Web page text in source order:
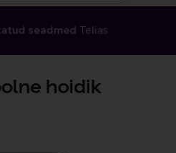
seadmed Telias
hoidik